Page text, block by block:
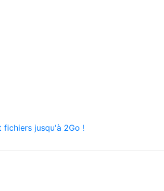
fichiers jusqu'à 2Go !